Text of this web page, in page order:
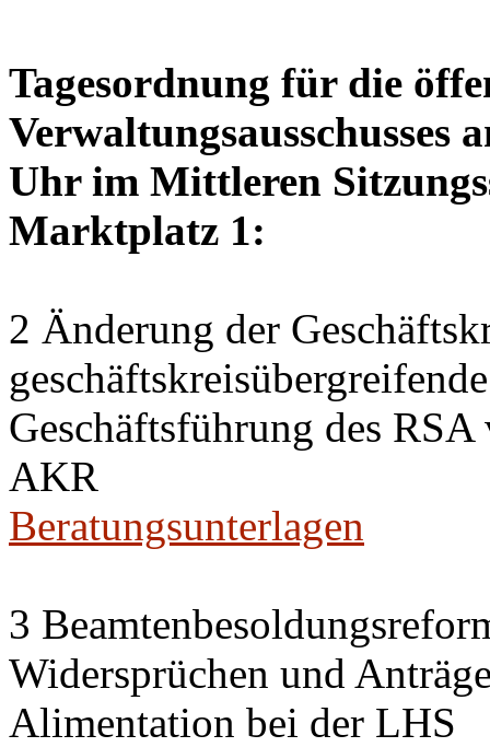
Tagesordnung für die
Verwaltungsausschusses
Uhr im Mittleren
Marktplatz 1:
2 Änderung der
Geschäftsführung des
AKR
Beratungsunterlagen
3
Widersprüchen und
Alimentation bei der LHS